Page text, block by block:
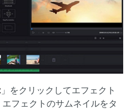
」をクリックしてエフェクト
フェクトのサムネイルをタ